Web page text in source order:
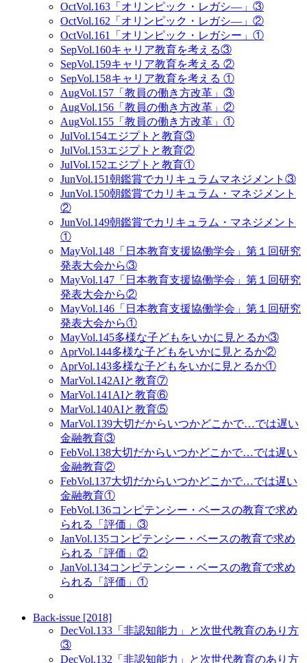
OctVol.163 「オリンピック・レガシ―」③
OctVol.162 「オリンピック・レガシ―」②
OctVol.161
「オリンピック・レガシー」①
SepVol.160キャリア教育を考える③
SepVol.159キャリア教育を考える ②
SepVol.158キャリア教育を考える ①
AugVol.157 「教員の働き方改革」③
AugVol.156 「教員の働き方改革」②
AugVol.155 「教員の働き方改革」①
JulVol.154エジプトと教育③
JulVol.153エジプトと教育②
JulVol.152エジプトと教育①
JunVol.151朝鑑賞でカリキュラムマネジメント③
JunVol.150朝鑑賞でカリキュラム・マネジメント
②
JunVol.149朝鑑賞でカリキュラム・マネジメント
①
MayVol.148 「日本教育支援協働学会」第１回研究
発表大会から③
MayVol.147 「日本教育支援協働学会」第１回研究
発表大会から②
MayVol.146 「日本教育支援協働学会」第１回研究
発表大会から①
MayVol.145多様な子どもをいかに見とるか③
AprVol.144多様な子どもをいかに見とるか②
AprVol.143多様な子どもをいかに見とるか①
MarVol.142AIと教育⑦
MarVol.141 AIと教育⑥
MarVol.140AIと教育⑤
MarVol.139大切だからいつかどこかで…では遅い
金融教育③
FebVol.138大切だからいつかどこかで…では遅い
金融教育②
FebVol.137大切だからいつかどこかで…では遅い
金融教育①
FebVol.136コンピテンシー・ベースの教育で求め
られる「評価」③
JanVol.135コンピテンシー・ベースの教育で求め
られる「評価」②
JanVol.134コンピテンシー・ベースの教育で求め
られる「評価」①
Back-issue [2018]
DecVol.133 「非認知能力」と次世代教育のあり方
③
DecVol.132 「非認知能力」と次世代教育のあり方